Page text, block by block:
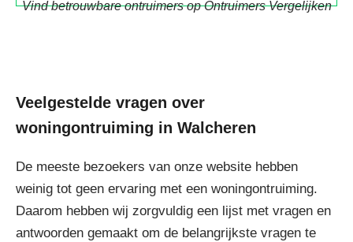
Vind betrouwbare ontruimers op Ontruimers Vergelijken
Veelgestelde vragen over
woningontruiming in Walcheren
De meeste bezoekers van onze website hebben
weinig tot geen ervaring met een woningontruiming.
Daarom hebben wij zorgvuldig een lijst met vragen en
antwoorden gemaakt om de belangrijkste vragen te